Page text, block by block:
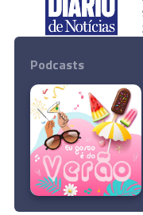
© 2026
Todos
Podcasts